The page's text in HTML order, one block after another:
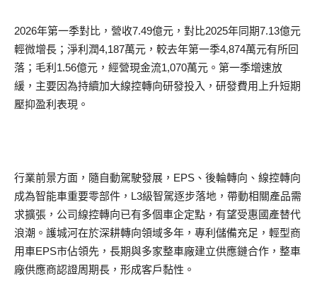
2026年第一季對比，營收7.49億元，對比2025年同期7.13億元
輕微增長；淨利潤4,187萬元，較去年第一季4,874萬元有所回
落；毛利1.56億元，經營現金流1,070萬元。第一季增速放
緩，主要因為持續加大線控轉向研發投入，研發費用上升短期
壓抑盈利表現。
行業前景方面，隨自動駕駛發展，EPS、後輪轉向、線控轉向
成為智能車重要零部件，L3級智駕逐步落地，帶動相關產品需
求擴張，公司線控轉向已有多個車企定點，有望受惠國產替代
浪潮。護城河在於深耕轉向領域多年，專利儲備充足，輕型商
用車EPS市佔領先，長期與多家整車廠建立供應鏈合作，整車
廠供應商認證周期長，形成客戶黏性。